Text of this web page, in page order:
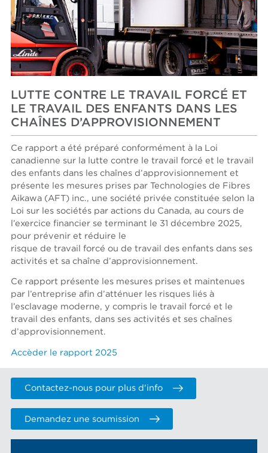
LUTTE CONTRE LE TRAVAIL FORCÉ ET
LE TRAVAIL DES ENFANTS DANS LES
CHAÎNES D’APPROVISIONNEMENT
Ce rapport a été préparé conformément à la Loi
canadienne sur la lutte contre le travail forcé et le travail
des enfants dans les chaînes d’approvisionnement et
présente les mesures prises par Technologies de Fibres
Aikawa (AFT) inc., une société privée constituée selon la
Loi sur les sociétés par actions du Canada, au cours de
l’exercice financier se terminant le 31 décembre 2025,
pour prévenir et réduire le
risque de travail forcé ou de travail des enfants dans ses
activités et sa chaîne d’approvisionnement.
Ce rapport présente les mesures prises et maintenues
par l’entreprise afin d’atténuer les risques liés à
l’esclavage moderne, y compris le travail forcé et le
travail des enfants, dans ses activités et ses chaînes
d’approvisionnement.
Accèder le rapport 2025
Contactez-nous pour plus d'info
Demandez une soumission